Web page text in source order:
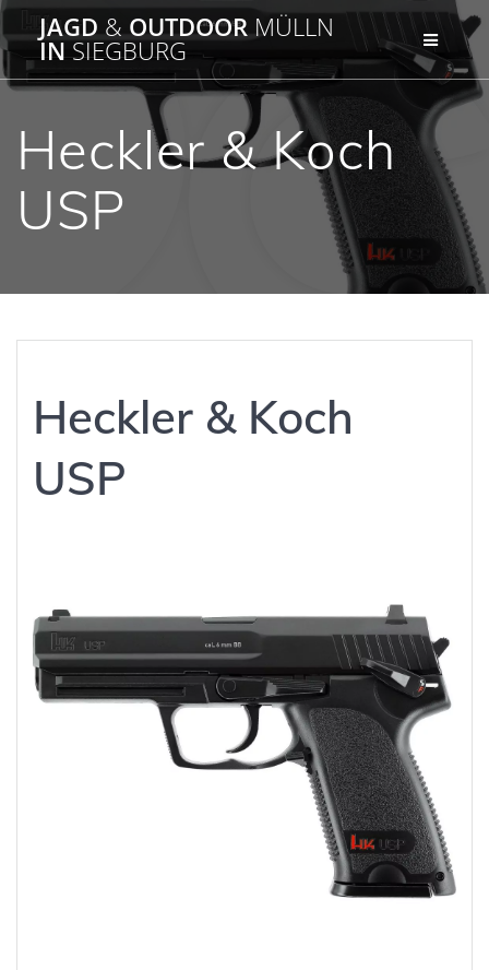
Zum
Inhalt
springen
JAGD &OUTDOORMÜLLN
INSIEGBURG
Heckler & Koch
USP
Heckler & Koch
USP